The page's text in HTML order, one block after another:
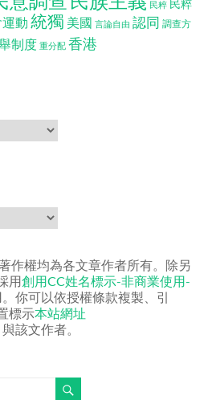
民粹 民粹
動 統獨 美國 言論自由 認同 調查方
制度 重分配 香港
作權均為各文章作者所有。除另
用創用CC姓名標示-非商業使用-
你可以依授權條款複製、引
標示本站網址
與該文作者。